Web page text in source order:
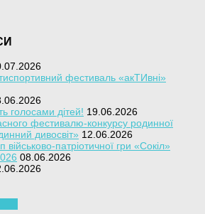
фестиваль «акТИвні»
голосами дітей! 19.06.2026
фестивалю-конкурсу родинної
дивосвіт» 12.06.2026
патріотичної гри «Сокіл»
08.06.2026